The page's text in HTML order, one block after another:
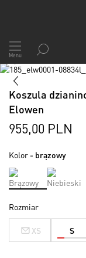
Przejdź
do
treści
Menu
Skip
the
end
the
images
1/7
Skip
the
beginning
the
gallery
Koszula
Elowen
955,00 PLN
Kolor - brązowy
Rozmiar
XS S